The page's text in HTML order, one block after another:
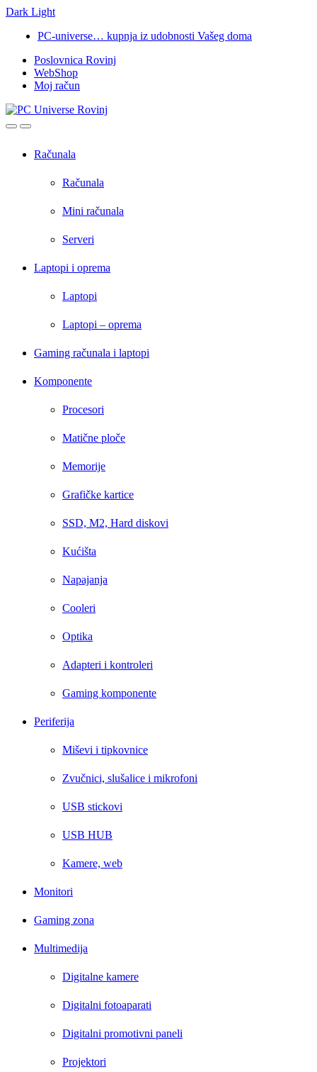
Dark Light
navigation
content
PC-universe… kupnja iz udobnosti Vašeg doma
Poslovnica Rovinj
WebShop
Moj račun
OpenClose
Računala
Računala
Mini računala
Serveri
Laptopi i oprema
Laptopi
Laptopi – oprema
Gaming računala i laptopi
Komponente
Procesori
Matične ploče
Memorije
Grafičke kartice
SSD, M2, Hard diskovi
Kućišta
Napajanja
Cooleri
Optika
Adapteri i kontroleri
Gaming komponente
Periferija
Miševi i tipkovnice
Zvučnici, slušalice i mikrofoni
USB stickovi
USB HUB
Kamere, web
Monitori
Gaming zona
Multimedija
Digitalne kamere
Digitalni fotoaparati
Digitalni promotivni paneli
Projektori